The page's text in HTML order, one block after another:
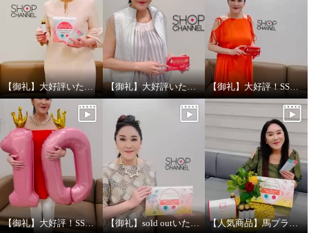
【御礼】大好評いただきありがとうございました 【御礼】大好評いただきありがとうございます！ 【御礼】大好評！SSV放送ありがとうございました！
【御礼】大好評！SSV放送ありがとうございました！ 【御礼】sold outいたしました！ 【人気商品】馬プラセンタゼリー&ドリンク放送